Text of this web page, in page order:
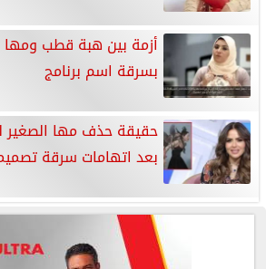
أزمة بين هبة قطب ومها
بسرقة اسم برنامج
حقيقة حذف مها الصغير
بعد اتهامات سرقة